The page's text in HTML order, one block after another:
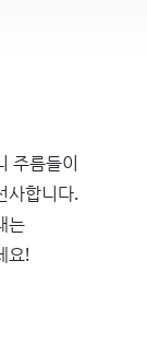
주름들이
사합니다.
는
요!